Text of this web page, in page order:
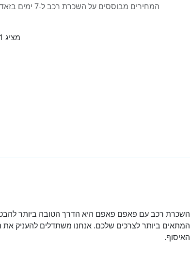
מציג 11 מתוך סה"כ 1659 הצעות שמצאנו
השכרת רכב עם פאפם פאפם היא הדרך הטובה ביותר
המתאים ביותר לצרכים שלכם. אנחנו משתדלים להעניק
האיסוף.